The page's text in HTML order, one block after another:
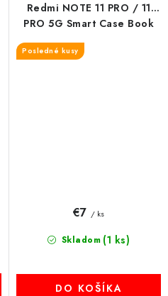
Redmi NOTE 11 PRO / 11
PRO 5G Smart Case Book
čierny
Posledné kusy
Skladom (1 ks)
€7 / ks
DO KOŠÍKA